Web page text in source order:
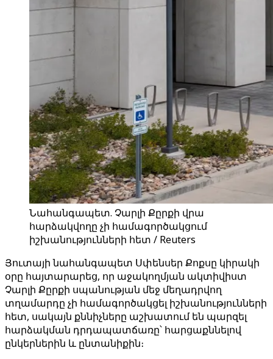
Նահանգապետ. Չարլի Քըրքի վրա
հարձակվողը չի համագործակցում
իշխանությունների հետ / Reuters
Յուտայի ​​նահանգապետ Սփենսեր Քոքսը կիրակի
օրը հայտարարեց, որ աջակողմյան ակտիվիստ
Չարլի Քըրքի սպանության մեջ մեղադրվող
տղամարդը չի համագործակցել իշխանությունների
հետ, սակայն քննիչները աշխատում են պարզել
հարձակման դրդապատճառը՝ հարցաքննելով
ընկերներին և ընտանիքին։